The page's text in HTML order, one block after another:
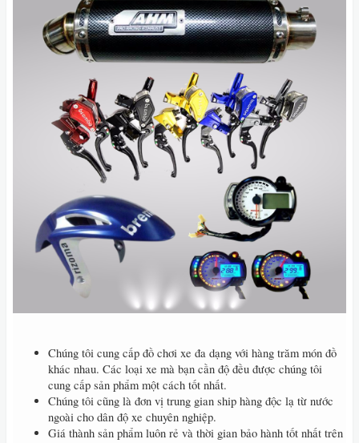
Chúng tôi cung cấp đồ chơi xe đa dạng với hàng trăm món đồ
khác nhau. Các loại xe mà bạn cần độ đều được chúng tôi
cung cấp sản phẩm một cách tốt nhất.
Chúng tôi cũng là đơn vị trung gian ship hàng độc lạ từ nước
ngoài cho dân độ xe chuyên nghiệp.
Giá thành sản phẩm luôn rẻ và thời gian bảo hành tốt nhất trên